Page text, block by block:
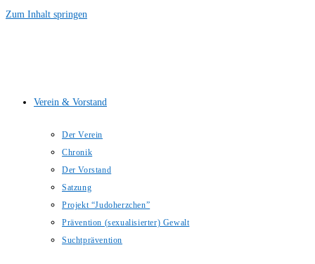
Zum Inhalt springen
Verein & Vorstand
Der Verein
Chronik
Der Vorstand
Satzung
Projekt “Judoherzchen”
Prävention (sexualisierter) Gewalt
Suchtprävention